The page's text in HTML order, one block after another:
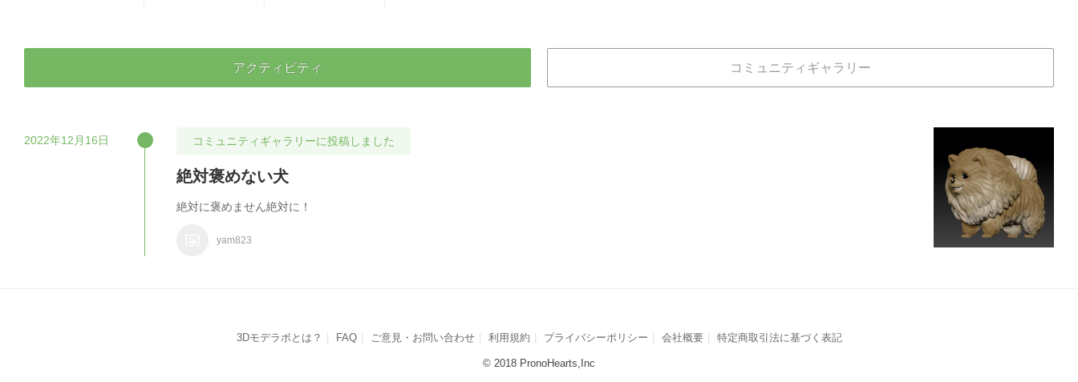
アクティビティ コミュニティギャラリー
2022年12月16日 コミュニティギャラリーに投稿しました
絶対褒めない犬
絶対に褒めません絶対に！
yam823
3Dモデラボとは？ FAQ ご意見・お問い合わせ 利用規約 プライバシーポリシー 会社概要 特定商取引法に基づく表記
© 2018 PronoHearts,Inc